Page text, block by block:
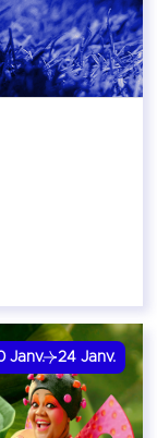
Janv. 24 Janv.